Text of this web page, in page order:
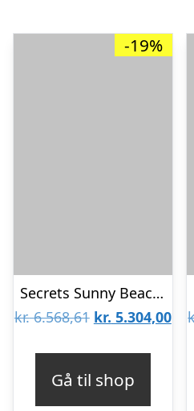
-19%
Secrets Sunny Beach Resort & Spa – Voksenhotel
kr.6.568,61 Den
kr. 5.304,00
Gå til shop